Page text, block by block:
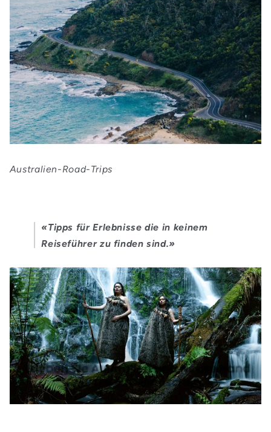
Australien-Road-Trips
«Tipps für Erlebnisse die in keinem
Reiseführer zu finden sind.»